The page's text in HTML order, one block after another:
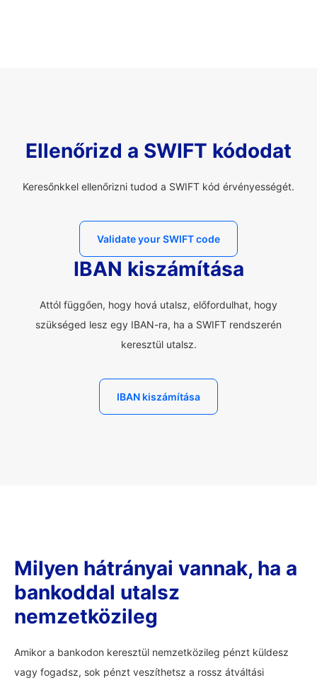
Ellenőrizd a SWIFT kódodat
Keresőnkkel ellenőrizni tudod a SWIFT kód érvényességét.
Validate your SWIFT code
IBAN kiszámítása
Attól függően, hogy hová utalsz, előfordulhat, hogy
szükséged lesz egy IBAN-ra, ha a SWIFT rendszerén
keresztül utalsz.
IBAN kiszámítása
Milyen hátrányai vannak, ha a
bankoddal utalsz
nemzetközileg
Amikor a bankodon keresztül nemzetközileg pénzt küldesz
vagy fogadsz, sok pénzt veszíthetsz a rossz átváltási